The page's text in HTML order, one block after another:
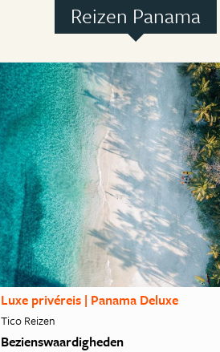
Reizen Panama
Luxe privéreis | Panama Deluxe
Tico Reizen
Bezienswaardigheden